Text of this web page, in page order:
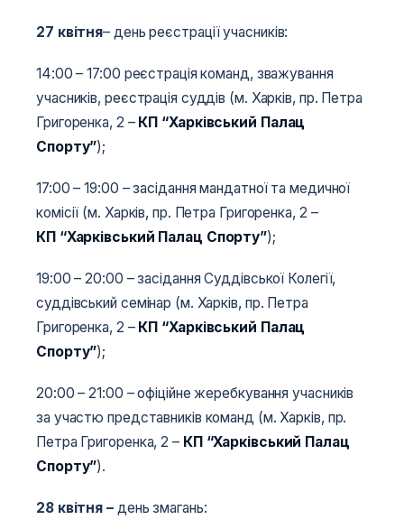
27 квітня– день реєстрації учасників:
14:00 – 17:00 реєстрація команд, зважування
учасників, реєстрація суддів (м. Харків, пр. Петра
Григоренка, 2 – КП “Харківський Палац
Спорту”);
17:00­­­ – 19:00 – засідання мандатної та медичної
комісії (м. Харків, пр. Петра Григоренка, 2 –
КП “Харківський Палац Спорту”);
19:00­­­ – 20:00 – засідання Суддівської Колегії,
суддівський семінар (м. Харків, пр. Петра
Григоренка, 2 – КП “Харківський Палац
Спорту”);
20:00­­­ – 21:00 – офіційне жеребкування учасників
за участю представників команд (м. Харків, пр.
Петра Григоренка, 2 – КП “Харківський Палац
Спорту”).
28 квітня – день змагань: